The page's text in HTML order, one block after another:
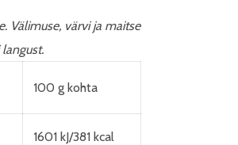
Välimuse, värvi ja maitse
100 g kohta
1601 kJ/381 kcal